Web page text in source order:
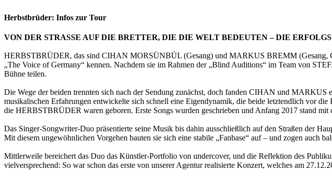
Herbstbrüder: Infos zur Tour
VON DER STRASSE AUF DIE BRETTER, DIE DIE WELT BEDEUTEN – DIE
HERBSTBRÜDER, das sind CIHAN MORSÜNBÜL (Gesang) und MARKUS BREMM (Gesang,
„The Voice of Germany“ kennen. Nachdem sie im Rahmen der „Blind Auditions“ im Team von
Bühne teilen.
Die Wege der beiden trennten sich nach der Sendung zunächst, doch fanden CIHAN und MARKUS
musikalischen Erfahrungen entwickelte sich schnell eine Eigendynamik, die beide letztendlich vor
die HERBSTBRÜDER waren geboren. Erste Songs wurden geschrieben und Anfang 2017 stand
Das Singer-Songwriter-Duo präsentierte seine Musik bis dahin ausschließlich auf den Straßen der
Mit diesem ungewöhnlichen Vorgehen bauten sie sich eine stabile „Fanbase“ auf – und zogen auch
Mittlerweile bereichert das Duo das Künstler-Portfolio von undercover, und die Reflektion des
vielversprechend: So war schon das erste von unserer Agentur realisierte Konzert, welches am